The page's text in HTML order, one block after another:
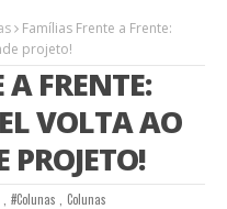
Famílias Frente a Frente:
projeto!
FRENTE:
VOLTA AO
PROJETO!
,#Colunas Colunas